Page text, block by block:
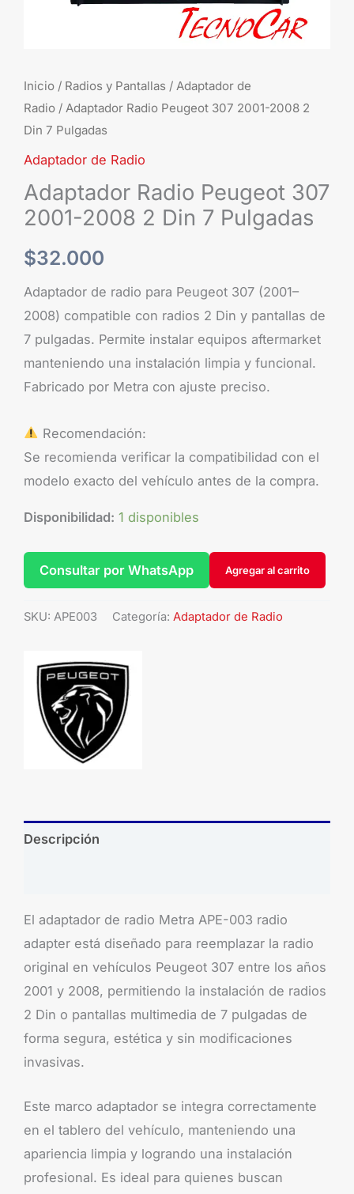
Inicio / Radios y Pantallas / Adaptador de
Radio / Adaptador Radio Peugeot 307 2001-2008 2
Din 7 Pulgadas
Adaptador de Radio
Adaptador Radio Peugeot 307
2001-2008 2 Din 7 Pulgadas
$32.000
Adaptador de radio para Peugeot 307 (2001–
2008) compatible con radios 2 Din y pantallas de
7 pulgadas. Permite instalar equipos aftermarket
manteniendo una instalación limpia y funcional.
Fabricado por Metra con ajuste preciso.
Recomendación:
Se recomienda verificar la compatibilidad con el
modelo exacto del vehículo antes de la compra.
Disponibilidad: 1 disponibles
Agregar al carrito
Consultar por WhatsApp
SKU: APE003 Categoría: Adaptador de Radio
Descripción
El adaptador de radio Metra APE-003 radio
adapter está diseñado para reemplazar la radio
original en vehículos Peugeot 307 entre los años
2001 y 2008, permitiendo la instalación de radios
2 Din o pantallas multimedia de 7 pulgadas de
forma segura, estética y sin modificaciones
invasivas.
Este marco adaptador se integra correctamente
en el tablero del vehículo, manteniendo una
apariencia limpia y logrando una instalación
profesional. Es ideal para quienes buscan